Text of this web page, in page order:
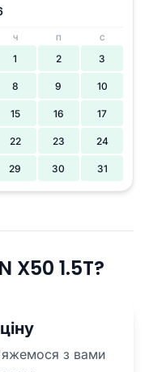
Ч П С
1 2 3
8 9 10
15 16 17
22 23 24
29 30 31
X50 1.5T?
з вами